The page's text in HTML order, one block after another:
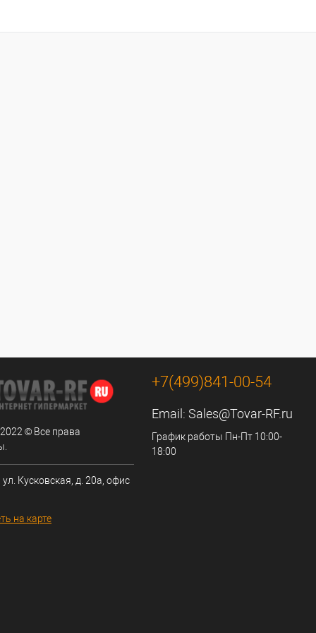
© Все права
Кусковская, д. 20а, офис
на карте
+7(499)841-00-54
Email: Sales@Tovar-RF.ru
График работы Пн-Пт 10:00-
18:00